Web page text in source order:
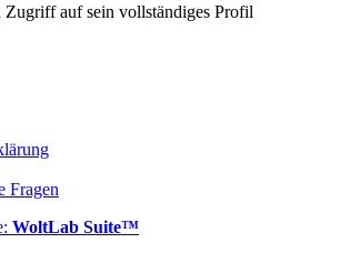
Zugriff auf sein vollständiges Profil
Fragen
WoltLab Suite™